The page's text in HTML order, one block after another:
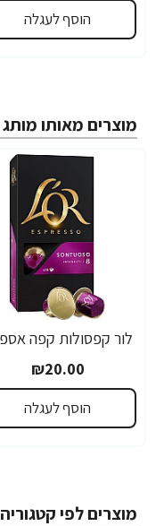
הוסף לעגלה
מוצרים מאותו מותג
₪20.00
הוסף לעגלה
מוצרים לפי קטגוריה